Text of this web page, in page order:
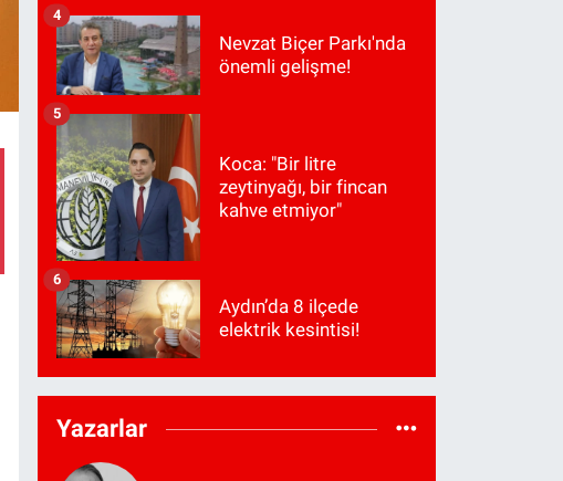
Nevzat Biçer Parkı'nda
önemli gelişme!
4
Koca: "Bir litre
zeytinyağı, bir fincan
kahve etmiyor"
5
Aydın’da 8 ilçede
elektrik kesintisi!
6
Yazarlar